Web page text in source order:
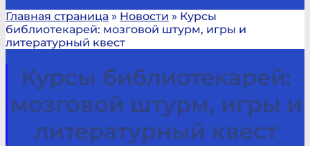
Главная страница » Новости » Курсы
библиотекарей: мозговой штурм, игры и
литературный квест
Курсы библиотекарей:
мозговой штурм, игры и
литературный квест